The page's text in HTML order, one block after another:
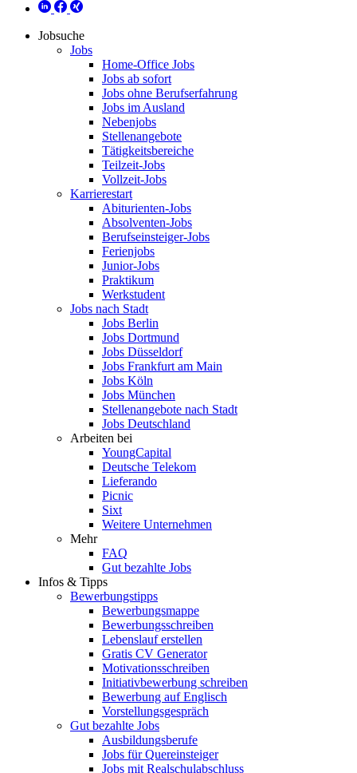
Jobsuche
Jobs
Home-Office Jobs
Jobs ab sofort
Jobs ohne Berufserfahrung
Jobs im Ausland
Nebenjobs
Stellenangebote
Tätigkeitsbereiche
Teilzeit-Jobs
Vollzeit-Jobs
Karrierestart
Abiturienten-Jobs
Absolventen-Jobs
Berufseinsteiger-Jobs
Ferienjobs
Junior-Jobs
Praktikum
Werkstudent
Jobs nach Stadt
Jobs Berlin
Jobs Dortmund
Jobs Düsseldorf
Jobs Frankfurt am Main
Jobs Köln
Jobs München
Stellenangebote nach Stadt
Jobs Deutschland
Arbeiten bei
YoungCapital
Deutsche Telekom
Lieferando
Picnic
Sixt
Weitere Unternehmen
Mehr
FAQ
Gut bezahlte Jobs
Infos & Tipps
Bewerbungstipps
Bewerbungsmappe
Bewerbungsschreiben
Lebenslauf erstellen
Gratis CV Generator
Motivationsschreiben
Initiativbewerbung schreiben
Bewerbung auf Englisch
Vorstellungsgespräch
Gut bezahlte Jobs
Ausbildungsberufe
Jobs für Quereinsteiger
Jobs mit Realschulabschluss